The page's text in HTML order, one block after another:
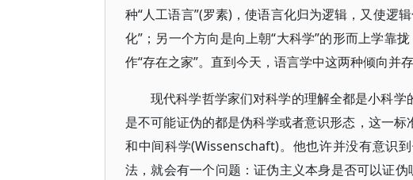
种“人工语言”(罗素)，使语言化归为逻辑，又使逻
化”；另一个方向是向上朝“大科学”的形而上学靠
作“存在之家”。直到今天，语言学中这两种倾向并存
现代科学哲学家们对科学的理解全都是小科学
是不可能证伪的都是伪科学或者意识形态，这一
和中间科学(Wissenschaft)。他也许并没有意识
法，就会有一个问题：证伪主义本身是否可以证